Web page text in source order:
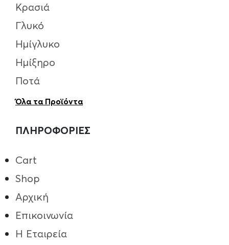
Κρασιά
Γλυκό
Ημίγλυκο
Ημίξηρο
Ποτά
Όλα τα Προϊόντα
ΠΛΗΡΟΦΟΡΙΕΣ
Cart
Shop
Αρχική
Επικοινωνία
Η Εταιρεία